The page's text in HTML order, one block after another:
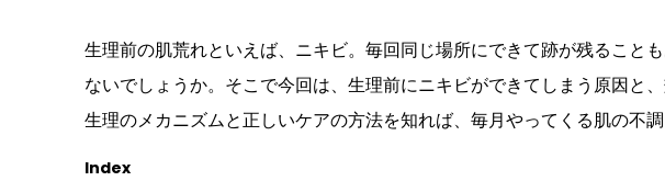
生理前の肌荒れといえば、ニキビ。毎回同じ場所にできて跡が残ること
ないでしょうか。そこで今回は、生理前にニキビができてしまう原因と
生理のメカニズムと正しいケアの方法を知れば、毎月やってくる肌の不調
Index